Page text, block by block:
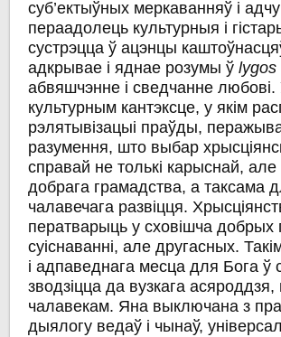
суб’ектыўных меркаванняў i
пераадолець культурныя і
сустрэцца ў ацэнцы
адкрывае i яднае розумы ўlуgos
абвяшчэнне i сведчанне любові.
культурным кантэксце, у якім
рэлятывізацыі праўды,
разумення, што выбар
справай не толькі карыснай,
добрага грамадства, а таксама
чалавечага развіцця.
ператварыць у сховішча добрых
суіснаванні, але другасных.
і адпаведнага месца для Бога
зводзіцца да вузкага
чалавекам. Яна выключана з
дыялогу ведаў i чынаў,